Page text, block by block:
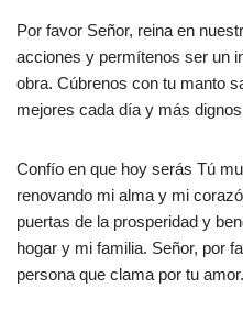
Por favor Señor, reina en
acciones y permítenos ser un
obra. Cúbrenos con tu manto
mejores cada día y más dignos
Confío en que hoy serás Tú
renovando mi alma y mi
puertas de la prosperidad y
hogar y mi familia. Señor, por
persona que clama por tu amor.